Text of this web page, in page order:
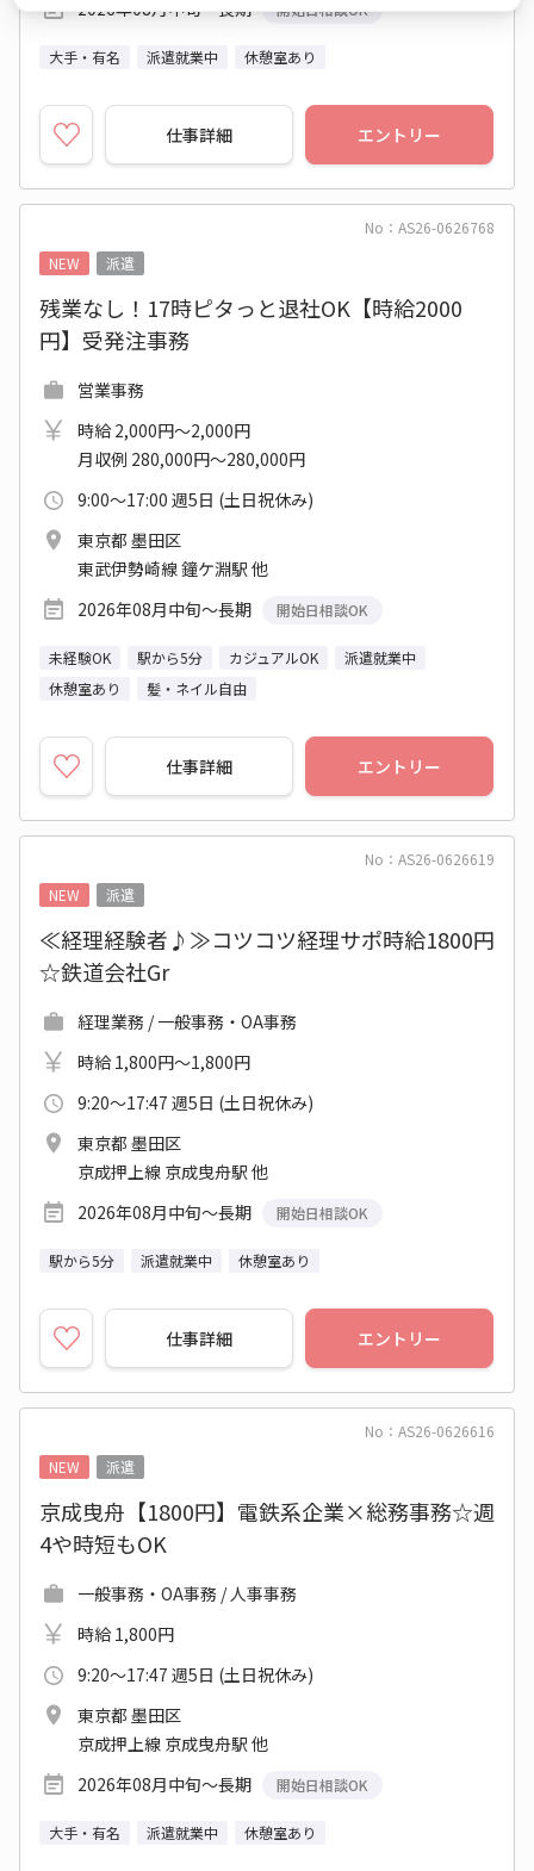
2026年08月中旬～長期 開始日相談OK
大手・有名 派遣就業中 休憩室あり
仕事詳細 エントリー
No：AS26-0626768
NEW
派遣
残業なし！17時ピタっと退社OK【時給2000
円】受発注事務
営業事務
時給 2,000円～2,000円
月収例 280,000円～280,000円
9:00～17:00 週5日 (土日祝休み)
東京都 墨田区
東武伊勢崎線 鐘ケ淵駅 他
2026年08月中旬～長期
開始日相談OK
未経験OK 駅から5分 カジュアルOK
派遣就業中
休憩室あり
髪・ネイル自由
仕事詳細 エントリー
No：AS26-0626619
NEW
派遣
≪経理経験者♪≫コツコツ経理サポ時給1800円
☆鉄道会社Gr
経理業務 / 一般事務・OA事務
時給 1,800円～1,800円
9:20～17:47 週5日 (土日祝休み)
東京都 墨田区
京成押上線 京成曳舟駅 他
2026年08月中旬～長期
開始日相談OK
駅から5分 派遣就業中 休憩室あり
仕事詳細 エントリー
No：AS26-0626616
NEW
派遣
京成曳舟【1800円】電鉄系企業×総務事務☆週
4や時短もOK
一般事務・OA事務 / 人事事務
時給 1,800円
9:20～17:47 週5日 (土日祝休み)
東京都 墨田区
京成押上線 京成曳舟駅 他
2026年08月中旬～長期
開始日相談OK
大手・有名 派遣就業中 休憩室あり